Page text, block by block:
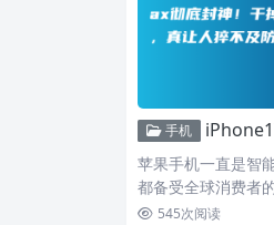
手机
苹果手机一直是智
都备受全球消费者
… 545次阅读